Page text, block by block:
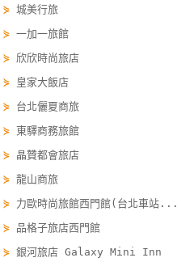
會
員
帳
客
聯
絡
單
⋟城美行旅
⋟一加一旅館
⋟ 欣欣時尚旅店
⋟ 皇家大飯店
⋟ 台北儷夏商旅
⋟ 東驛商務旅館
⋟ 晶贊都會旅店
⋟龍山商旅
⋟ 力歐時尚旅館西門館(台北車站...
⋟ 品格子旅店西門館
⋟銀河旅店 Galaxy Mini Inn